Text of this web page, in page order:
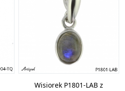
Wisiorek P1801-LAB z